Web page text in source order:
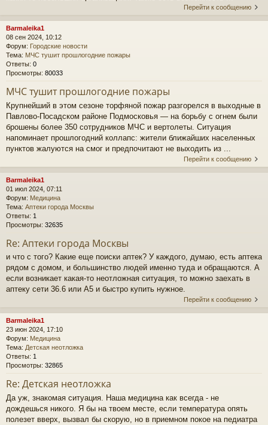
Перейти к сообщению
Barmaleika1
08 сен 2024, 10:12
Форум: Городские новости
Тема: МЧС тушит прошлогодние пожары
Ответы: 0
Просмотры: 80033
МЧС тушит прошлогодние пожары
Крупнейший в этом сезоне торфяной пожар разгорелся в выходные в
Павлово-Посадском районе Подмосковья — на борьбу с огнем были
брошены более 350 сотрудников МЧС и вертолеты. Ситуация
напоминает прошлогодний коллапс: жители ближайших населенных
пунктов жалуются на смог и предпочитают не выходить из ...
Перейти к сообщению
Barmaleika1
01 июл 2024, 07:11
Форум: Медицина
Тема: Аптеки города Москвы
Ответы: 1
Просмотры: 32635
Re: Аптеки города Москвы
и что с того? Какие еще поиски аптек? У каждого, думаю, есть аптека
рядом с домом, и большинство людей именно туда и обращаются. А
если возникает какая-то неотложная ситуация, то можно заехать в
аптеку сети 36.6 или А5 и быстро купить нужное.
Перейти к сообщению
Barmaleika1
23 июн 2024, 17:10
Форум: Медицина
Тема: Детская неотложка
Ответы: 1
Просмотры: 32865
Re: Детская неотложка
Да уж, знакомая ситуация. Наша медицина как всегда - не
дождешься никого. Я бы на твоем месте, если температура опять
полезет вверх, вызвал бы скорую, но в приемном покое на педиатра